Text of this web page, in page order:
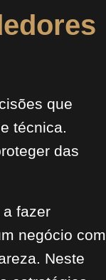
que
técnica.
das
a fazer
negócio com
Neste